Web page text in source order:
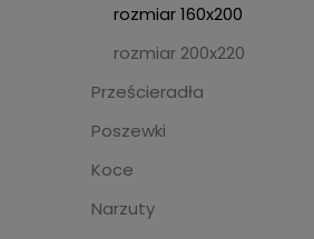
rozmiar 160x200
rozmiar 200x220
Prześcieradła
Poszewki
Koce
Narzuty